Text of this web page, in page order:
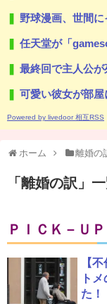
野球漫画、世間
任天堂が「
最終回で主人公
可愛い彼女が部屋に入って
Powered by livedoor 相互RSS
ホーム 離婚の
「 離婚の訳 」
ＰＩＣＫ－ＵＰ
【
ト
た！